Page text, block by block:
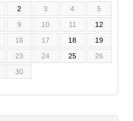
2 3 4
5
9 10 11
12
16 17 18
19
23 24 25
26
30